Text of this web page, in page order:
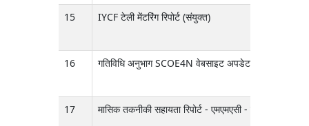
15 IYCF टेली मेंटरिंग रिपोर्ट (संयुक्त)
16 गतिविधि अनुभाग SCOE4N वेबसाइट अपडेट
17 मासिक तकनीकी सहायता रिपोर्ट - एमएमएसी - मार्च 2025